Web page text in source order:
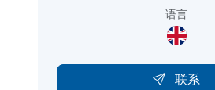
语言
联系